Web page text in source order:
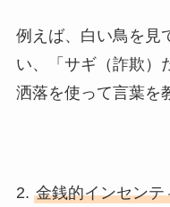
例えば、白い鳥を見
い、「サギ（詐欺）
洒落を使って言葉を
2. 金銭的インセンテ